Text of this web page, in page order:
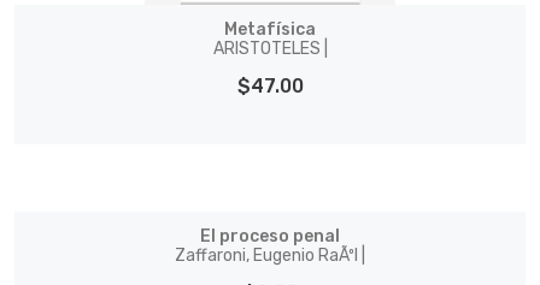
Metafísica
ARISTOTELES |
$47.00
El proceso penal
Zaffaroni, Eugenio RaÃºl |